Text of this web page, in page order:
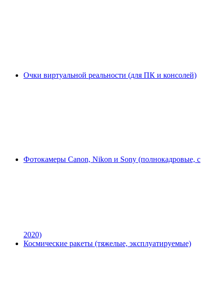
Очки виртуальной реальности (для ПК и консолей)
Фотокамеры Canon, Nikon и Sony (полнокадровые, с
2020)
Космические ракеты (тяжелые, эксплуатируемые)